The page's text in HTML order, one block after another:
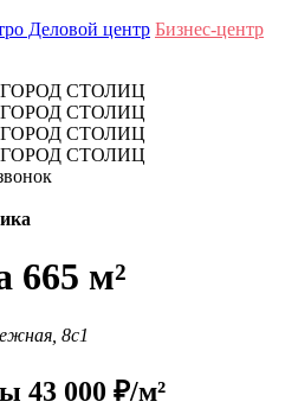
Деловой центр Бизнес-центр
665 м²
8с1
43 000 ₽/м²